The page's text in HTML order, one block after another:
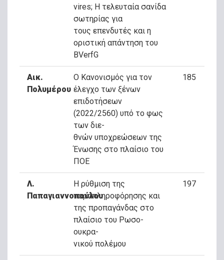
vires; Η τελευταία σανίδα
σωτηρίας για
τους επενδυτές και η
οριστική απάντηση του
BVerfG
Αικ.
Πολυμέρου
Ο Κανονισμός για τον
έλεγχο των ξένων
επιδοτήσεων
(2022/2560) υπό το φως
των διε-
θνών υποχρεώσεων της
Ένωσης στο πλαίσιο του
ΠΟΕ
185
Λ.
Παπαγιαννοπούλου
Η ρύθμιση της
παραπληροφόρησης και
της προπαγάνδας στο
πλαίσιο του Ρωσο-
ουκρα-
νικού πολέμου
197